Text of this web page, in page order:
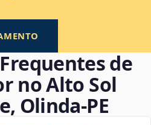
de
no Alto Sol
Olinda‑PE